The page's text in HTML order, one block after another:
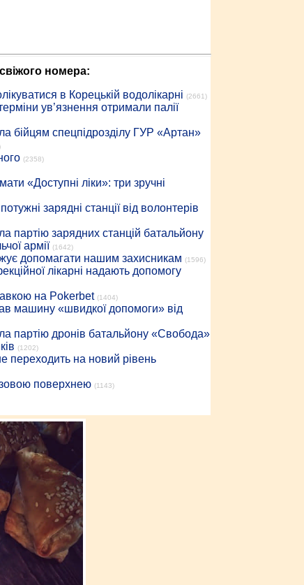
номера:
в Корецькій водолікарні (2661)
ув’язнення отримали палії
бійцям спецпідрозділу ГУР «Артан»
(2358)
«Доступні ліки»: три зручні
зарядні станції від волонтерів
партію зарядних станцій батальйону
армії (1642)
допомагати нашим захисникам (1596)
лікарні надають допомогу
на Pokerbet (1404)
машину «швидкої допомоги» від
партію дронів батальйону «Свобода»
(1202)
переходить на новий рівень
поверхнею (1143)